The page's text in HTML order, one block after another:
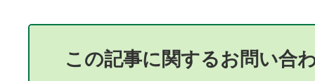
この記事に関するお問い合